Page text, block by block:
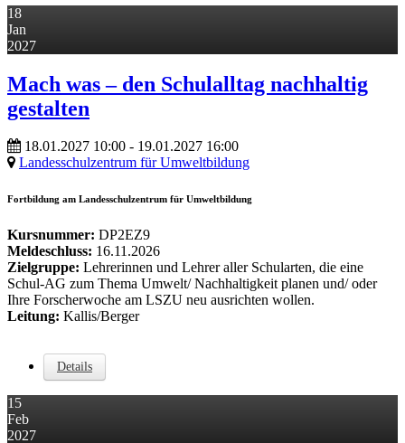
18
Jan
2027
Mach was – den Schulalltag nachhaltig
gestalten
18.01.2027 10:00 - 19.01.2027 16:00
Landesschulzentrum für Umweltbildung
Fortbildung am Landesschulzentrum für Umweltbildung
Kursnummer: DP2EZ9
Meldeschluss: 16.11.2026
Zielgruppe: Lehrerinnen und Lehrer aller Schularten, die eine
Schul-AG zum Thema Umwelt/ Nachhaltigkeit planen und/ oder
Ihre Forscherwoche am LSZU neu ausrichten wollen.
Leitung: Kallis/Berger
Details
15
Feb
2027